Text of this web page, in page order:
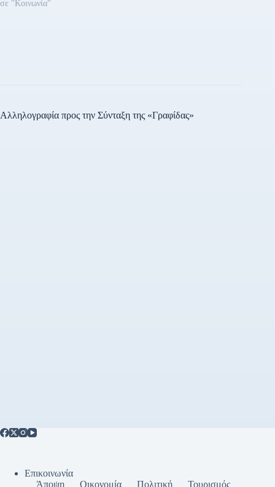
σε "Κοινωνία"
Αλληλογραφία προς την Σύνταξη της «Γραφίδας»
Επικοινωνία
Άποψη
Οικονομία Πολιτική Τουρισμός